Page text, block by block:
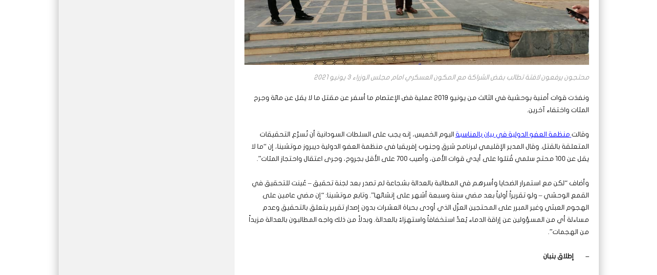
محتجون يرفعون لافتة تطالب بفض الشراكة مع المكون العسكري امام مجلس الوزراء 3 يونيو 2021
ونفذت قوات أمنية بوحشية في الثالث من يونيو 2019 عملية فض الإعتصام ما أسفر عن مقتل ما لا يقل عن مائة وجرح
المئات واختفاء آخرين.
وقالت منظمة العفو الدولية في بيان بالمناسبة اليوم الخميس، إنه يجب على السلطات السودانية أن تُسرّع التحقيقات
المتعلقة بالقتل. وقال المدير الإقليمي لبرنامج شرق وجنوب إفريقيا في منظمة العفو الدولية ديبروز موتشينا، إن “ما لا
يقل عن 100 محتج سلمي قُتلوا على أيدي قوات الأمن، وأصيب 700 على الأقل بجروح، وجرى اعتقال واحتجاز المئات”.
وأضاف “لكن مع استمرار الضحايا وأسرهم في المطالبة بالعدالة بشجاعة لم تصدر بعد لجنة تحقيق – عُينت للتحقيق في
القمع الوحشي – ولو تقريراً أولياً بعد مضي سنة وسبعة أشهر على إنشائها”. وتابع موتشينا: “إن مضي عامين على
الهجوم العبثي وغير المبرر على المحتجين العزّل الذي أودى بحياة العشرات بدون إصدار تقرير يتعلق بالتحقيق وعدم
مساءلة أي من المسؤولين عن إراقة الدماء يُعدّ استخفافاً واستهزاءً بالعدالة. وبدلاً من ذلك واجه المطالبون بالعدالة مزيداً
من الهجمات”.
– إطلاق بنبان